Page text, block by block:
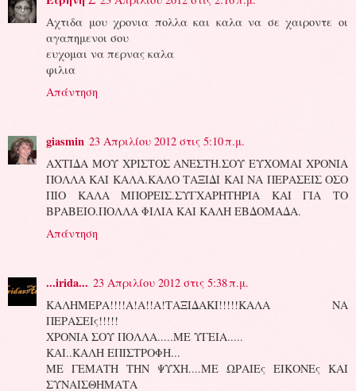
Αχτιδα μου χρονια πολλα και καλα να σε χαιροντε οι
αγαπημενοι σου
ευχομαι να περνας καλα
φιλια
Απάντηση
giasmin 23 Απριλίου 2012 στις 5:10 π.μ.
ΑΧΤΙΔΑ ΜΟΥ ΧΡΙΣΤΟΣ ΑΝΕΣΤΗ.ΣΟΥ ΕΥΧΟΜΑΙ ΧΡΟΝΙΑ
ΠΟΛΛΑ ΚΑΙ ΚΑΛΑ.ΚΑΛΟ ΤΑΞΙΔΙ ΚΑΙ ΝΑ ΠΕΡΑΣΕΙΣ ΟΣΟ
ΠΙΟ ΚΑΛΑ ΜΠΟΡΕΙΣ.ΣΥΓΧΑΡΗΤΗΡΙΑ ΚΑΙ ΓΙΑ ΤΟ
ΒΡΑΒΕΙΟ.ΠΟΛΛΑ ΦΙΛΙΑ ΚΑΙ ΚΑΛΗ ΕΒΔΟΜΑΔΑ.
Απάντηση
...irida... 23 Απριλίου 2012 στις 5:38 π.μ.
ΚΑΛΗΜΕΡΑ!!!!Α!Α!!Α!ΤΑΞΙΔΑΚΙ!!!!!ΚΑΛΑ ΝΑ
ΠΕΡΑΣΕΙς!!!!!
ΧΡΟΝΙΑ ΣΟΥ ΠΟΛΛΑ.....ΜΕ ΥΓΕΙΑ.....
ΚΑΙ..ΚΑΛΗ ΕΠΙΣΤΡΟΦΗ...
ΜΕ ΓΕΜΑΤΗ ΤΗΝ ΨΥΧΗ....ΜΕ ΩΡΑΙΕς ΕΙΚΟΝΕς ΚΑΙ
ΣΥΝΑΙΣΘΗΜΑΤΑ